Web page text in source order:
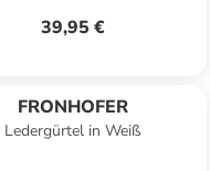
39,95 €
FRONHOFER
Ledergürtel in Weiß